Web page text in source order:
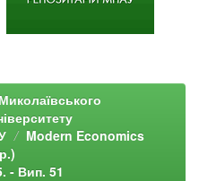
Modern Economics
- Вип. 51